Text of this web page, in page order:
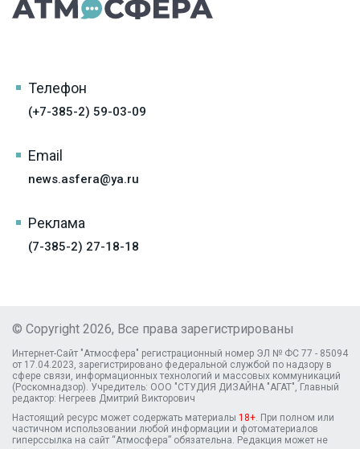
Телефон
(+7-385-2) 59-03-09
Email
news.asfera@ya.ru
Реклама
(7-385-2) 27-18-18
© Copyright 2026, Все права зарегистрированы
Интернет-Сайт "Атмосфера" регистрационный номер ЭЛ № ФС 77 - 85094
от 17.04.2023, зарегистрировано федеральной службой по надзору в
сфере связи, информационных технологий и массовых коммуникаций
(Роскомнадзор). Учредитель: ООО "СТУДИЯ ДИЗАЙНА "АГАТ", Главный
редактор: Негреев Дмитрий Викторович
Настоящий ресурс может содержать материалы 18+ . При полном или
частичном использовании любой информации и фотоматериалов
гиперссылка на сайт “Атмосфера” обязательна. Редакция может не